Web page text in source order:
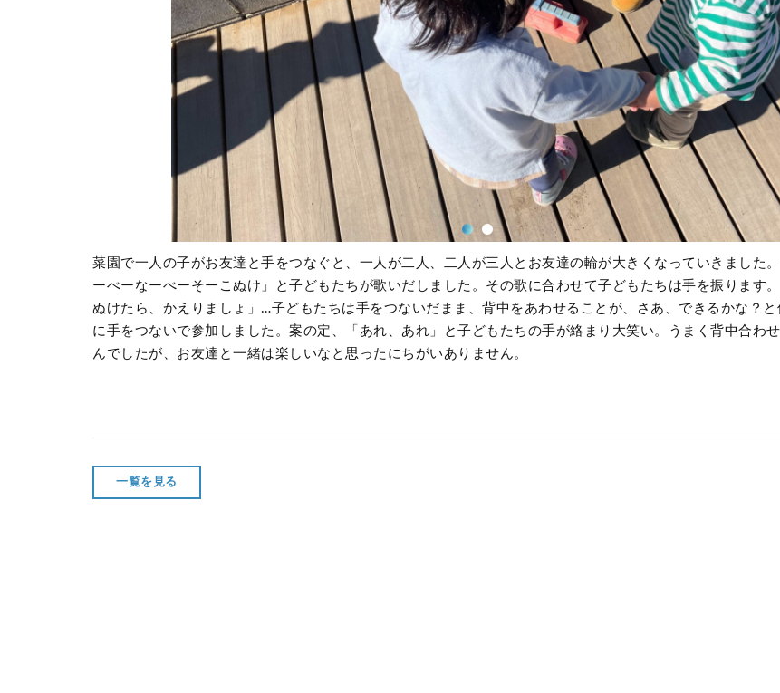
菜園で一人の子がお友達と手をつなぐと、一人が二人、二人が三人とお友達の輪が大きくなっていきました
ーべーなーべーそーこぬけ」と子どもたちが歌いだしました。その歌に合わせて子どもたちは手を振ります
ぬけたら、かえりましょ」 …子どもたちは手をつないだまま、背中をあわせることが、さあ、できるかな？
に手をつないで参加しました。案の定、「あれ、あれ」と子どもたちの手が絡まり大笑い。うまく背中合わ
んでしたが、お友達と一緒は楽しいなと思ったにちがいありません。
一覧を見る